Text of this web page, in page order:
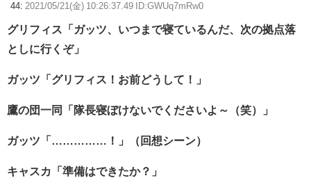
44: 2021/05/21(金) 10:26:37.49 ID:GWUq7mRw0
グリフィス「ガッツ、いつまで寝ているんだ、次の拠点落
としに行くぞ」
ガッツ「グリフィス！お前どうして！」
鷹の団一同「隊長寝ぼけないでくださいよ～（笑）」
ガッツ「……………！」（回想シーン）
キャスカ「準備はできたか？」